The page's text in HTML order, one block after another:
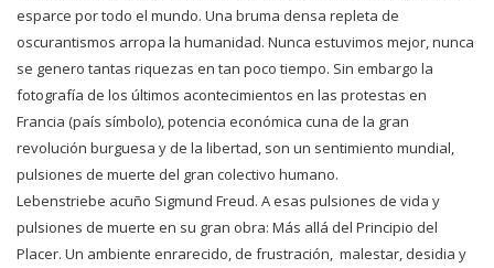
esparce por todo el mundo. Una bruma densa repleta de
oscurantismos arropa la humanidad. Nunca estuvimos mejor, nunca
se genero tantas riquezas en tan poco tiempo. Sin embargo la
fotografía de los últimos acontecimientos en las protestas en
Francia (país símbolo), potencia económica cuna de la gran
revolución burguesa y de la libertad, son un sentimiento mundial,
pulsiones de muerte del gran colectivo humano.
Lebenstriebe acuño Sigmund Freud. A esas pulsiones de vida y
pulsiones de muerte en su gran obra: Más allá del Principio del
Placer. Un ambiente enrarecido, de frustración, malestar, desidia y